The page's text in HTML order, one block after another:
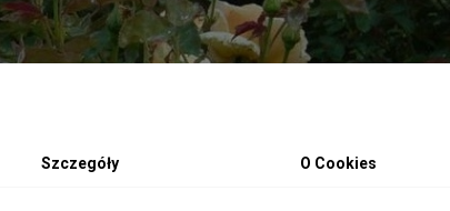
Szczegóły O Cookies